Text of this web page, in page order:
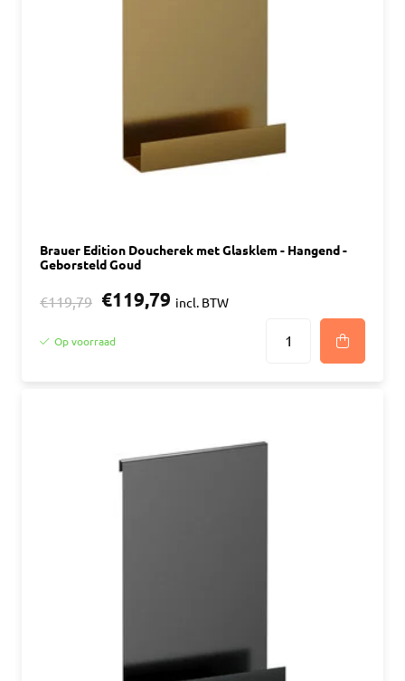
Brauer Edition Doucherek met Glasklem - Hangend -
Geborsteld Goud
€119,79 €119,79 incl. BTW
Op voorraad